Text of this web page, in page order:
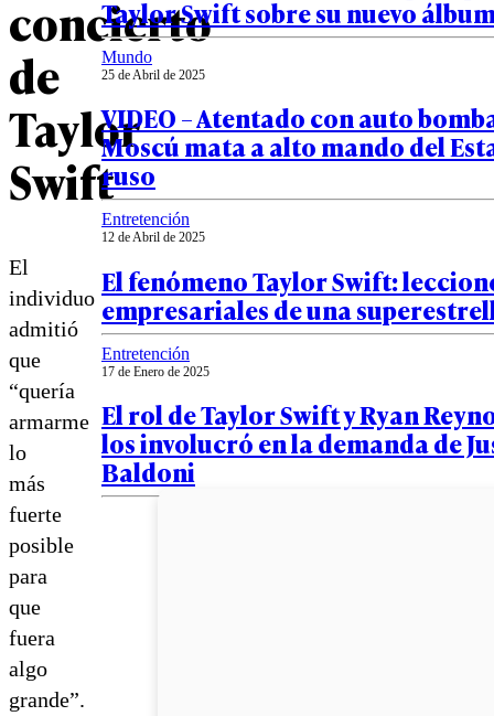
concierto
de
Taylor
Swift
El
individuo
admitió
que
“quería
armarme
lo
más
fuerte
posible
para
que
fuera
algo
grande”.
Taylor Swift sobre su nuevo
Mundo
25 de Abril de 2025
VIDEO – Atentado con auto
Moscú mata a alto mando del
ruso
Entretención
12 de Abril de 2025
El fenómeno Taylor Swift:
empresariales de una
Entretención
17 de Enero de 2025
El rol de Taylor Swift y Ryan
los involucró en la demanda de
Baldoni